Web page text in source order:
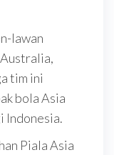
lawan
tim ini
bola Asia
Indonesia.
Piala Asia